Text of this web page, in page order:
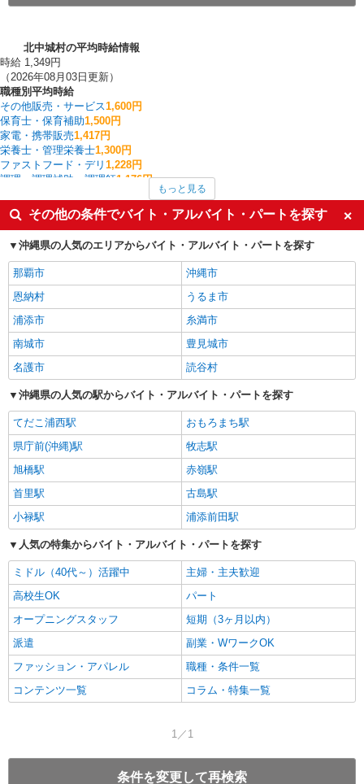
北中城村の平均時給情報
時給 1,349円
（2026年08月03日更新）
職種別平均時給
その他販売・サービス1,600円
保育士・保育補助1,500円
家電・携帯販売1,417円
栄養士・管理栄養士1,300円
ファストフード・デリ 1,228円
調理・調理補助・調理師1,176円
1,150円
レストラン・専門料理店1,100円
アパレル販売1,090円
北中城村の他の職種の平均時給を見る
もっと見る
その他の条件でバイト・アルバイト・パートを探す
沖縄県の人気のエリアからバイト・アルバイト・パートを探す
那覇市
沖縄市
恩納村
うるま市
浦添市
糸満市
南城市
豊見城市
名護市
読谷村
沖縄県の人気の駅からバイト・アルバイト・パートを探す
てだこ浦西駅
おもろまち駅
県庁前(沖縄)駅
牧志駅
旭橋駅
赤嶺駅
首里駅
古島駅
小禄駅
浦添前田駅
人気の特集からバイト・アルバイト・パートを探す
ミドル（40代～）活躍中
主婦・主夫歓迎
高校生OK
パート
オープニングスタッフ
短期（3ヶ月以内）
派遣
副業・WワークOK
ファッション・アパレル
職種・条件一覧
コンテンツ一覧
コラム・特集一覧
1／1
条件を変更して再検索